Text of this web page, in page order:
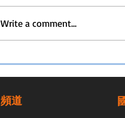
Write a comment...
頻道